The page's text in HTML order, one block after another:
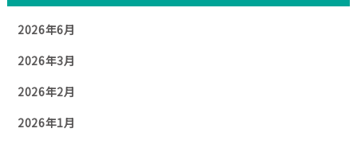
2026年6月
2026年3月
2026年2月
2026年1月